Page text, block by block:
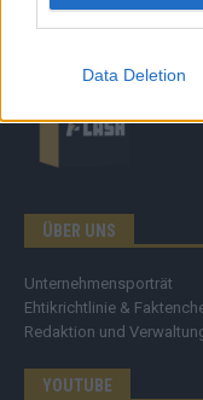
Data Deletion
FLASH – DAS
ÜBER UNS
Unternehmensporträt
Ehtikrichtlinie &
Redaktion und
YOUTUBE